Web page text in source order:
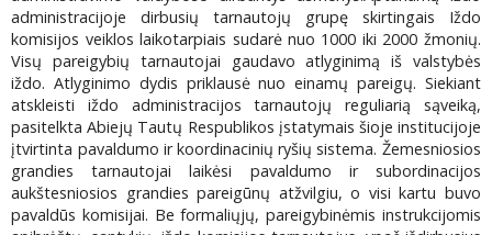
administracijoje dirbusių tarnautojų grupę skirtingais Iždo
komisijos veiklos laikotarpiais sudarė nuo 1000 iki 2000 žmonių.
Visų pareigybių tarnautojai gaudavo atlyginimą iš valstybės
iždo. Atlyginimo dydis priklausė nuo einamų pareigų. Siekiant
atskleisti iždo administracijos tarnautojų reguliarią sąveiką,
pasitelkta Abiejų Tautų Respublikos įstatymais šioje institucijoje
įtvirtinta pavaldumo ir koordinacinių ryšių sistema. Žemesniosios
grandies tarnautojai laikėsi pavaldumo ir subordinacijos
aukštesniosios grandies pareigūnų atžvilgiu, o visi kartu buvo
pavaldūs komisijai. Be formaliųjų, pareigybinėmis instrukcijomis